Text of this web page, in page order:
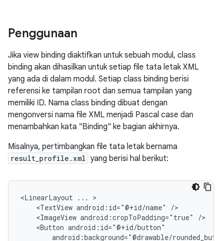
Penggunaan
Jika view binding diaktifkan untuk sebuah modul, class
binding akan dihasilkan untuk setiap file tata letak XML
yang ada di dalam modul. Setiap class binding berisi
referensi ke tampilan root dan semua tampilan yang
memiliki ID. Nama class binding dibuat dengan
mengonversi nama file XML menjadi Pascal case dan
menambahkan kata "Binding" ke bagian akhirnya.
Misalnya, pertimbangkan file tata letak bernama
result_profile.xml yang berisi hal berikut:
<LinearLayout ...
<TextView android:id="@+id/name"
<ImageView android:cropToPadding="true"
<Button
android:background="@drawable/